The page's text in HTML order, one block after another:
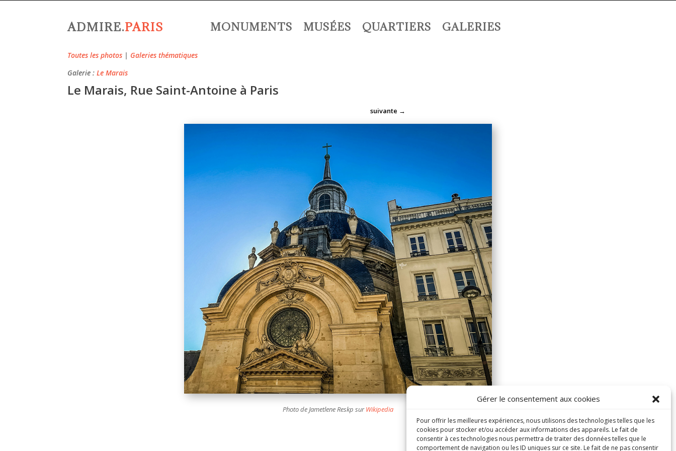
Gérer le consentement aux cookies
Pour offrir les meilleures expériences, nous utilisons des technologies telles que les
cookies pour stocker et/ou accéder aux informations des appareils. Le fait de
consentir à ces technologies nous permettra de traiter des données telles que le
comportement de navigation ou les ID uniques sur ce site. Le fait de ne pas consentir
ADMIRE.PARIS MONUMENTS MUSÉES QUARTIERS GALERIES
Toutes les photos | Galeries thématiques
Galerie :Le Marais
Le Marais, Rue Saint-Antoine à Paris
suivante →
Photo de Jametlene Reskp surWikipedia